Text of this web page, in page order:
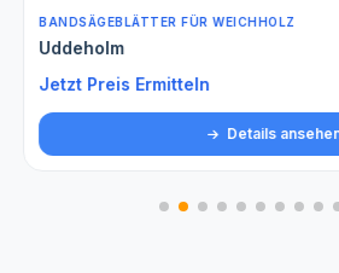
BANDSÄGEBLÄTTER FÜR WEICHHOLZ
Uddeholm
Jetzt Preis Ermitteln
Details ansehen